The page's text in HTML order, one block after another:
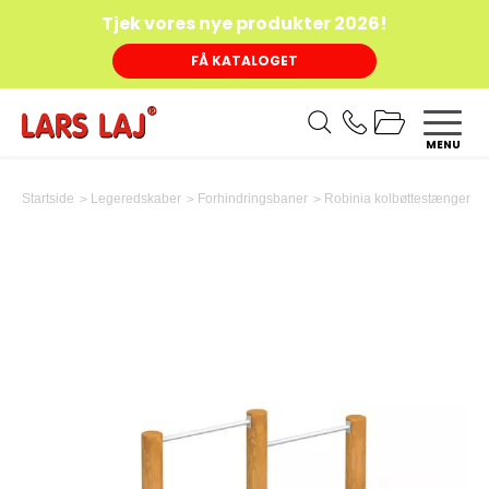
Tjek vores nye produkter 2026!
FÅ KATALOGET
MENU
Startside Legeredskaber Forhindringsbaner Robinia kolbøttestænger